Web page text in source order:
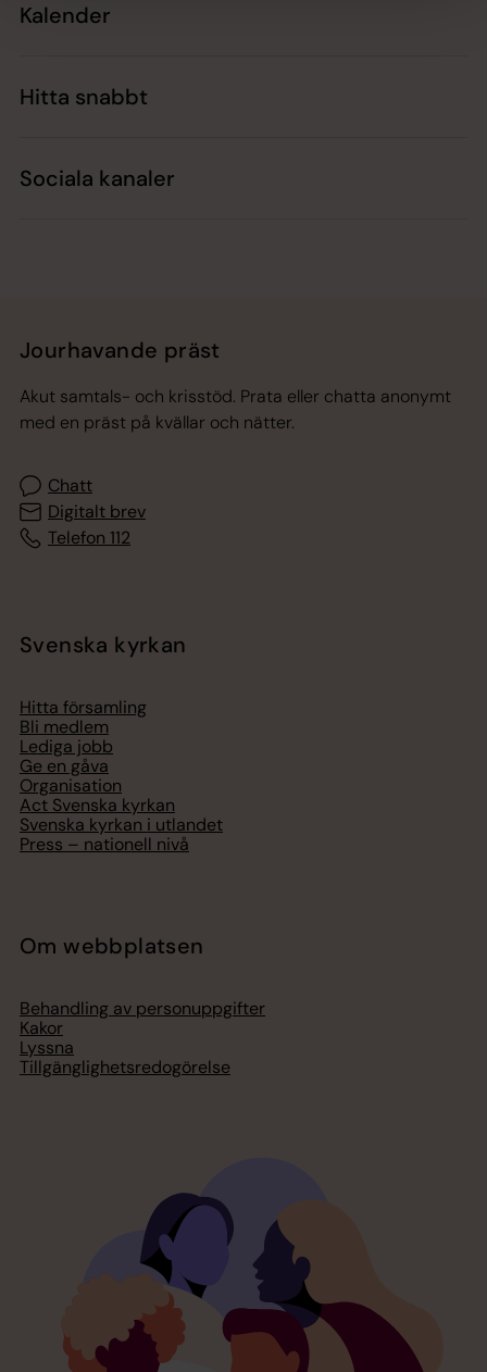
Kalender
Hitta snabbt
Sociala kanaler
Jourhavande präst
Akut samtals- och krisstöd. Prata eller chatta anonymt
med en präst på kvällar och nätter.
Chatt
Digitalt brev
Telefon 112
Svenska kyrkan
Hitta församling
Bli medlem
Lediga jobb
Ge en gåva
Organisation
Act Svenska kyrkan
Svenska kyrkan i utlandet
Press – nationell nivå
Om webbplatsen
Behandling av personuppgifter
Kakor
Lyssna
Tillgänglighetsredogörelse